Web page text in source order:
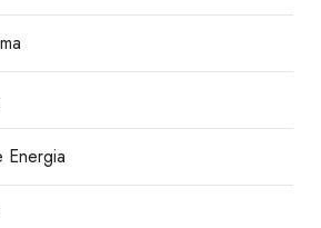
Energia